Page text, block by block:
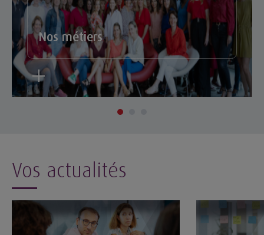
Nos métiers
Vos actualités
la MACSF fait évoluer ses métiers ?
Suivi de carrière et formation : l'accompagnement du
Les initiatives